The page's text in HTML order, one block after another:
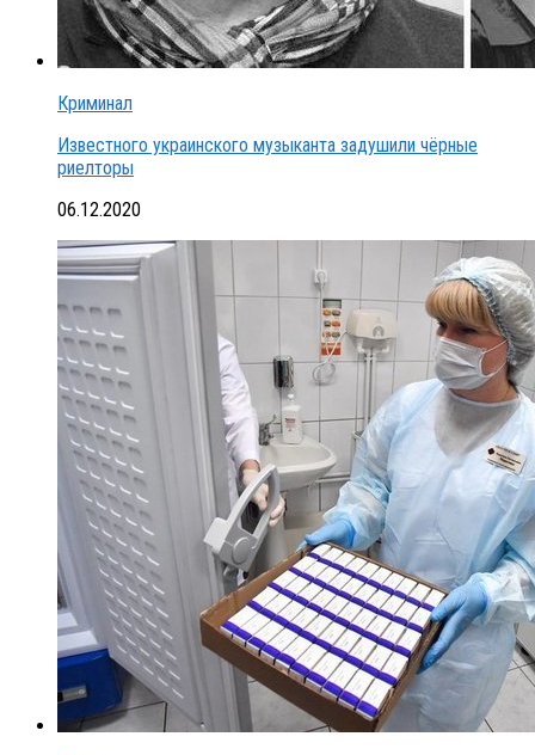
Криминал
Известного украинского музыканта задушили чёрные
риелторы
06.12.2020